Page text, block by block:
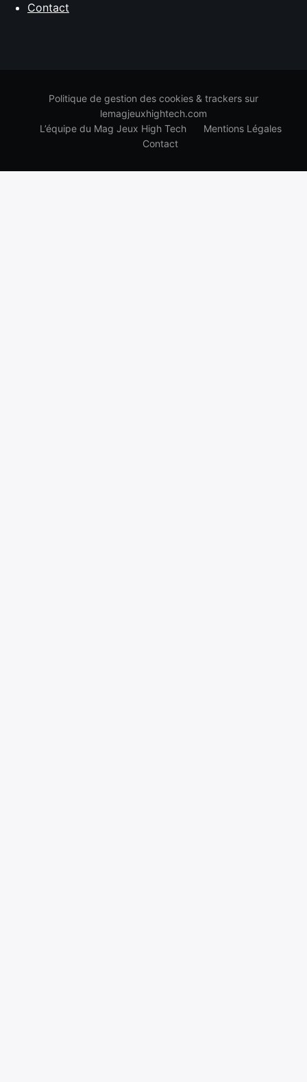
Contact
Politique de gestion des cookies & trackers sur
lemagjeuxhightech.com
L’équipe du Mag Jeux High Tech
Mentions Légales
Contact